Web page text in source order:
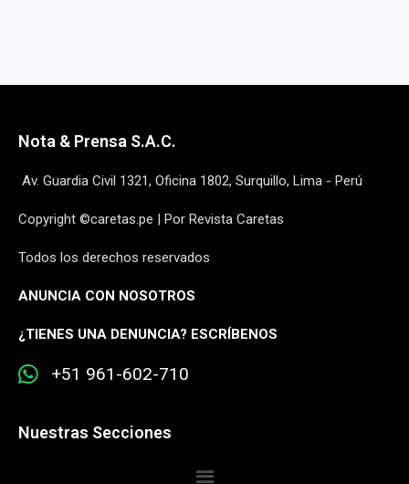
Nota & Prensa S.A.C.
Av. Guardia Civil 1321, Oficina 1802, Surquillo, Lima - Perú
Copyright ©caretas.pe | Por Revista Caretas
Todos los derechos reservados
ANUNCIA CON NOSOTROS
¿TIENES UNA DENUNCIA? ESCRÍBENOS
+51 961-602-710
Nuestras Secciones